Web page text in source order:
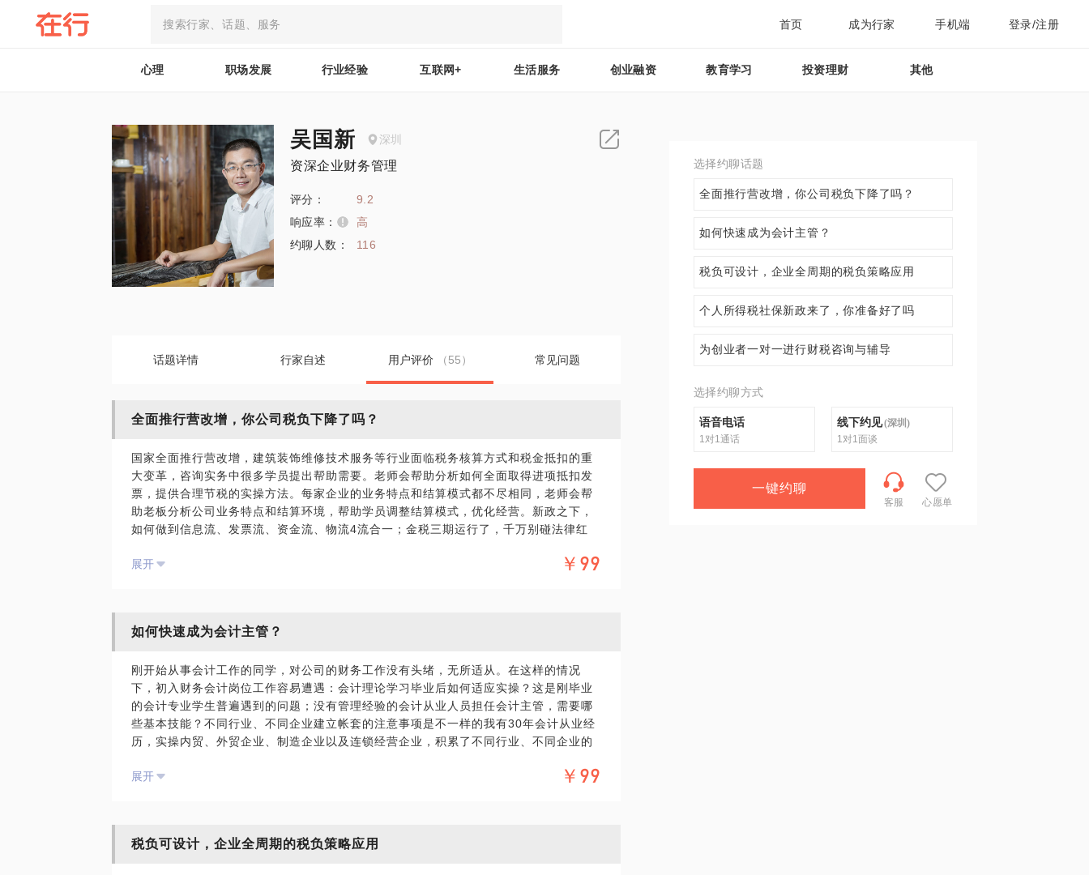
首页 成为行家 手机端 登录/注册
心理 职场发展 行业经验 互联网+ 生活服务 创业融资 教育学习 投资理财 其他
吴国新 深圳
资深企业财务管理
评分：
9.2
响应率：
高
约聊人数：
116
话题详情 行家自述 用户评价 （55） 常见问题
全面推行营改增，你公司税负下降了吗？
国家全面推行营改增，建筑装饰维修技术服务等行业面临税务核算方式和税金抵扣的重
大变革，咨询实务中很多学员提出帮助需要。老师会帮助分析如何全面取得进项抵扣发
票，提供合理节税的实操方法。每家企业的业务特点和结算模式都不尽相同，老师会帮
助老板分析公司业务特点和结算环境，帮助学员调整结算模式，优化经营。新政之下，
如何做到信息流、发票流、资金流、物流4流合一；金税三期运行了，千万别碰法律红
行规范。
税率改了，抵扣有了，发票变了，企业税务负担减了？落地有技巧！
展开 ￥99
如何快速成为会计主管？
刚开始从事会计工作的同学，对公司的财务工作没有头绪，无所适从。在这样的情况
下，初入财务会计岗位工作容易遭遇：会计理论学习毕业后如何适应实操？这是刚毕业
的会计专业学生普遍遇到的问题；没有管理经验的会计从业人员担任会计主管，需要哪
些基本技能？不同行业、不同企业建立帐套的注意事项是不一样的我有30年会计从业经
历，实操内贸、外贸企业、制造企业以及连锁经营企业，积累了不同行业、不同企业的
应岗位工作；快速培训会计主管的基本技能；教授不同行业、不同企业建立帐套的重点
展开 ￥99
税负可设计，企业全周期的税负策略应用
选择约聊话题
全面推行营改增，你公司税负下降了吗？
如何快速成为会计主管？
税负可设计，企业全周期的税负策略应用
个人所得税社保新政来了，你准备好了吗
为创业者一对一进行财税咨询与辅导
选择约聊方式
语音电话
1对1通话
线下约见(深圳 )
1对1面谈
一键约聊
客服 心愿单